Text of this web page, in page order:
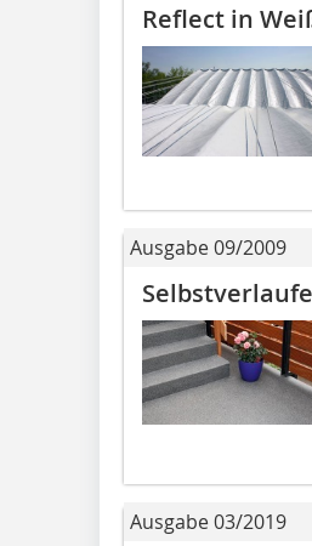
Reflect in
Ausgabe 09/2009
Ausgabe 03/2019